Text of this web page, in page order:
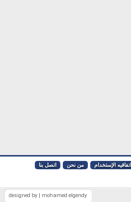
اتفاقيه الإستخدام من نحن اتصل بنا
designed by | mohamed elgendy